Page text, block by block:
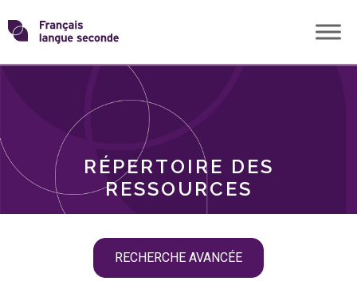
Skip
toTransformons
langue
RÉPERTOIRE DES
RESSOURCES
RECHERCHE AVANCÉE
THÈMES